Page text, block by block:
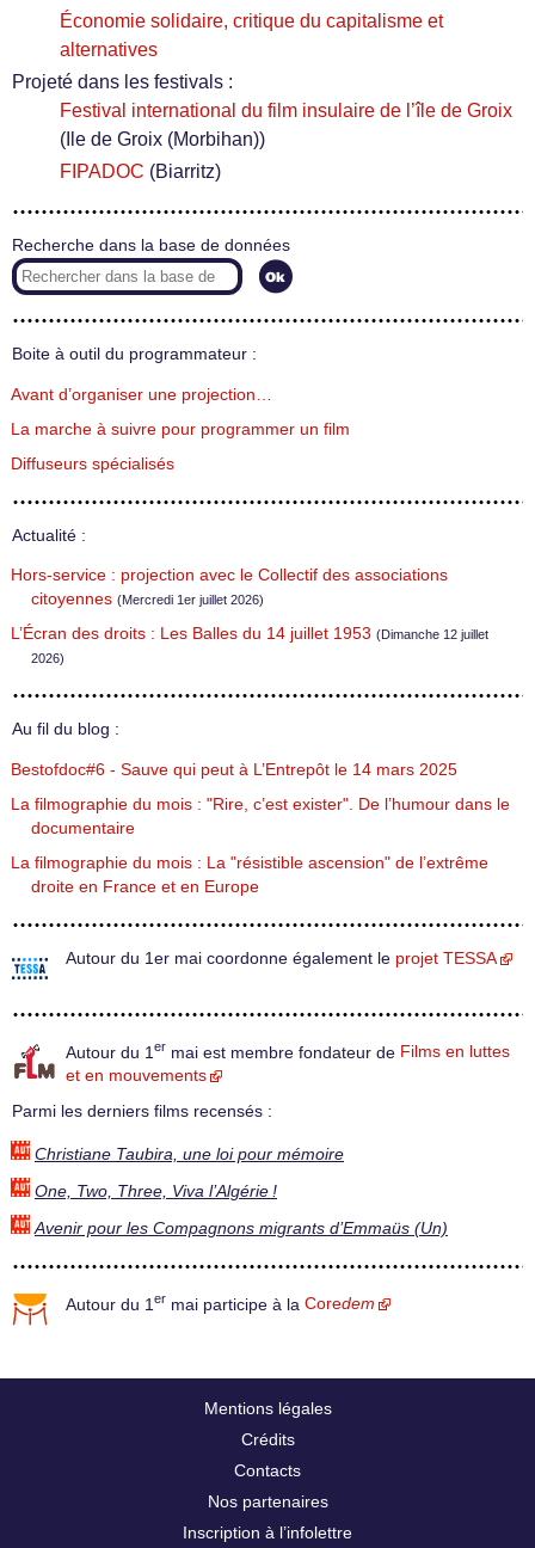
Économie solidaire, critique du capitalisme et
alternatives
Projeté dans les festivals :
Festival international du film insulaire de l’île de Groix
(Ile de Groix (Morbihan))
FIPADOC (Biarritz)
Recherche dans la base de données
Boite à outil du programmateur :
Avant d’organiser une projection…
La marche à suivre pour programmer un film
Diffuseurs spécialisés
Actualité :
Hors-service : projection avec le Collectif des associations
citoyennes (Mercredi 1er juillet 2026)
L’Écran des droits : Les Balles du 14 juillet 1953 (Dimanche 12 juillet
2026)
Au fil du blog :
Bestofdoc#6 - Sauve qui peut à L’Entrepôt le 14 mars 2025
La filmographie du mois : "Rire, c’est exister". De l’humour dans le
documentaire
La filmographie du mois : La "résistible ascension" de l’extrême
droite en France et en Europe
Autour du 1er mai coordonne également le projet TESSA
Autour du 1 er mai est membre fondateur de Films en luttes
et en mouvements
Parmi les derniers films recensés :
Christiane Taubira, une loi pour mémoire
One, Two, Three, Viva l’Algérie !
Avenir pour les Compagnons migrants d’Emmaüs (Un)
Autour du 1 er mai participe à la Coredem
Mentions légales
Crédits
Contacts
Nos partenaires
Inscription à l’infolettre